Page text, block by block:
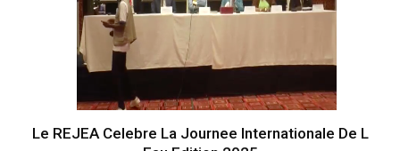
Le REJEA Celebre La Journee Internationale De L